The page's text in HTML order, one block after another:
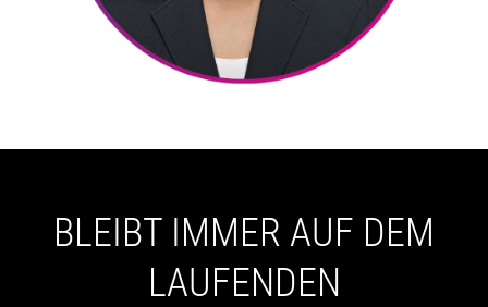
BLEIBT IMMER AUF DEM
LAUFENDEN